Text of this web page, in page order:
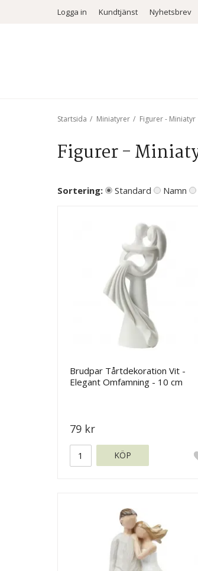
Logga in Kundtjänst Nyhetsbrev
Startsida / Miniatyrer / Figurer - Miniatyr
Figurer -
Sortering: Standard Namn
Brudpar Tårtdekoration Vit -
Elegant Omfamning - 10 cm
79 kr
KÖP